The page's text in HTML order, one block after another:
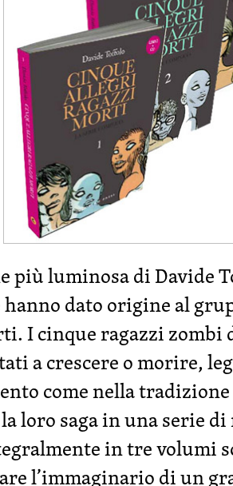
più luminosa di Davide
dato origine al
I cinque ragazzi zombi
a crescere o morire,
come nella
loro saga in una serie
in tre volumi
l’immaginario di un